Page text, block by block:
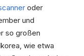
oder
und
so großen
wie etwa